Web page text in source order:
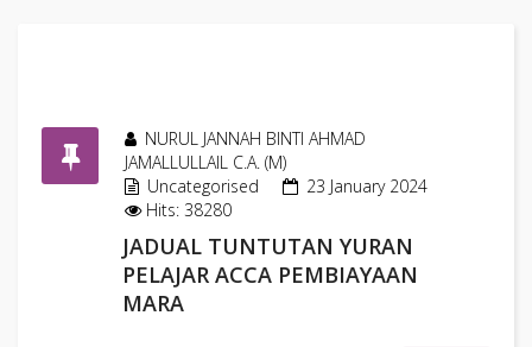
NURUL JANNAH BINTI AHMAD
JAMALLULLAIL C.A. (M)
Uncategorised
23 January 2024
Hits: 38280
JADUAL TUNTUTAN YURAN
PELAJAR ACCA PEMBIAYAAN
MARA